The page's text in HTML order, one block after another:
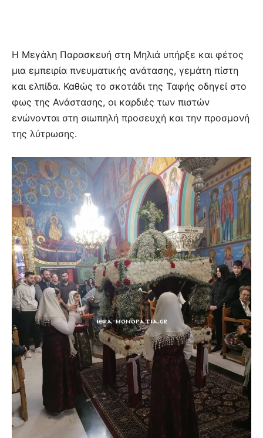
Η Μεγάλη Παρασκευή στη Μηλιά υπήρξε και φέτος
μια εμπειρία πνευματικής ανάτασης, γεμάτη πίστη
και ελπίδα. Καθώς το σκοτάδι της Ταφής οδηγεί στο
φως της Ανάστασης, οι καρδιές των πιστών
ενώνονται στη σιωπηλή προσευχή και την προσμονή
της λύτρωσης.